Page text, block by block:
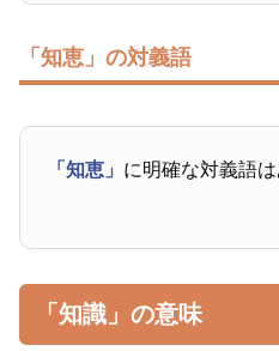
「知恵」の対義語
「知恵」 に明確な対義語は
「知識」の意味